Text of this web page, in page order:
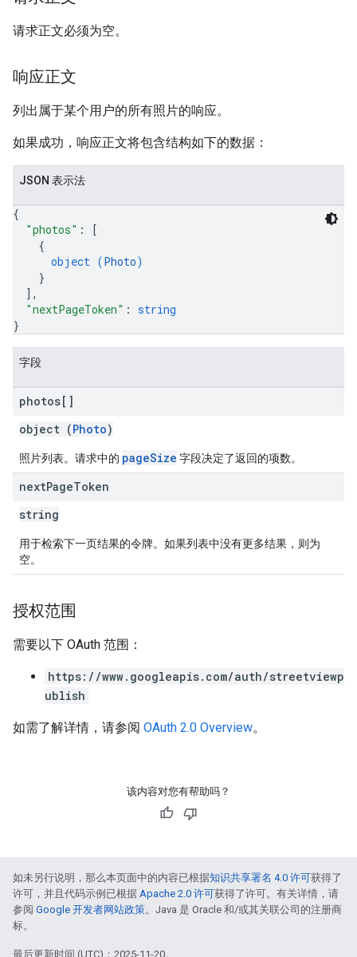
请求正文必须为空。
响应正文
列出属于某个用户的所有照片的响应。
如果成功，响应正文将包含结构如下的数据：
JSON 表示法
{
"photos" :
[
{
object (Photo)
}
] ,
"nextPageToken" : string
}
字段
photos[]
object (Photo)
照片列表。请求中的 pageSize 字段决定了返回的项数。
nextPageToken
string
用于检索下一页结果的令牌。如果列表中没有更多结果，则为
空。
授权范围
需要以下 OAuth 范围：
https://www.googleapis.com/auth/streetviewp
ublish
如需了解详情，请参阅 OAuth 2.0 Overview。
该内容对您有帮助吗？
如未另行说明，那么本页面中的内容已根据知识共享署名 4.0 许可获得了
许可，并且代码示例已根据 Apache 2.0 许可获得了许可。有关详情，请
参阅 Google 开发者网站政策。Java 是 Oracle 和/或其关联公司的注册商
标。
最后更新时间 (UTC)：2025-11-20。